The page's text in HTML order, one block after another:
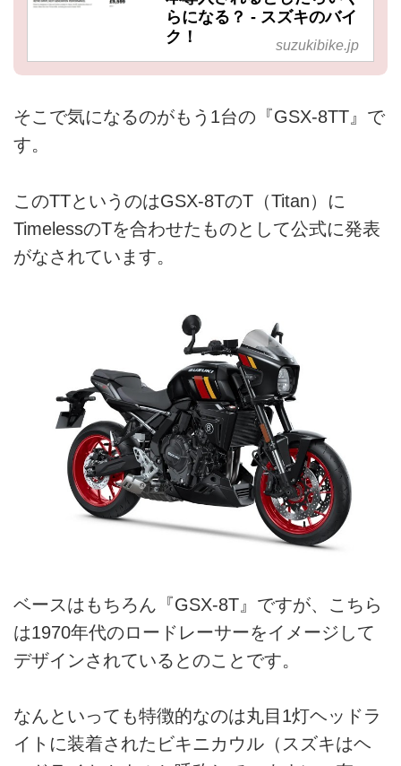
らになる？ - スズキのバイ
ク！
suzukibike.jp
そこで気になるのがもう1台の『GSX-8TT』で
す。
このTTというのはGSX-8TのT（Titan）に
TimelessのTを合わせたものとして公式に発表
がなされています。
ベースはもちろん『GSX-8T』ですが、こちら
は1970年代のロードレーサーをイメージして
デザインされているとのことです。
なんといっても特徴的なのは丸目1灯ヘッドラ
イトに装着されたビキニカウル（スズキはヘ